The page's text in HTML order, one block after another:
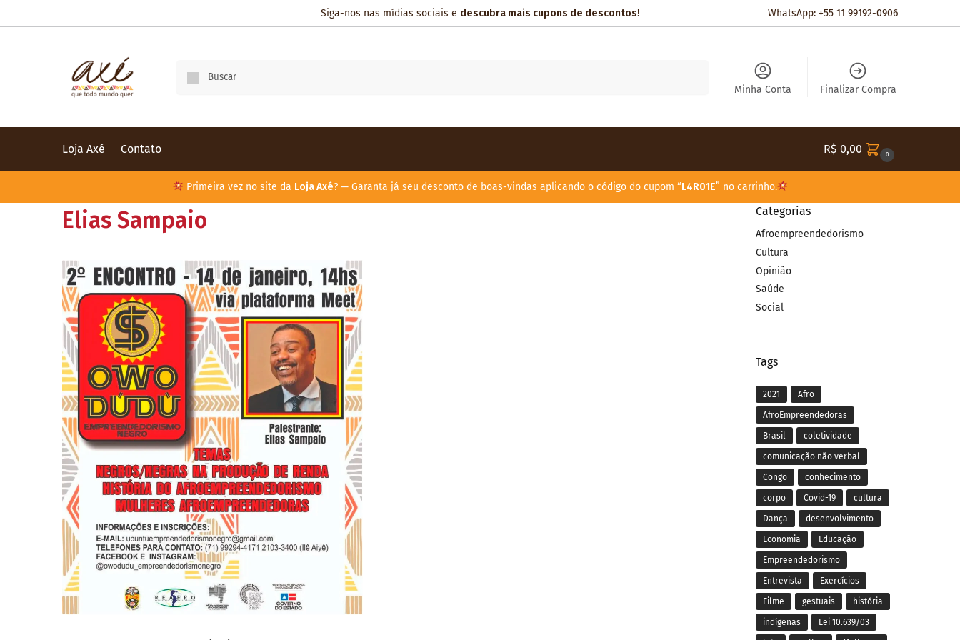
Siga-nos nas mídias sociais e descubra mais cupons de descontos! WhatsApp: +55 11 99192-0906
Minha Conta Finalizar Compra
Loja Axé Contato R$ 0,00 0
Primeira vez no site da Loja Axé? — Garanta já seu desconto de boas-vindas aplicando o código do cupom “L4R01E” no carrinho.
Elias Sampaio Categorias
Afroempreendedorismo
Cultura
Opinião
Saúde
Social
Tags
2021 Afro
AfroEmpreendedoras
Brasil coletividade
comunicação não verbal
Congo conhecimento
corpo Covid-19 cultura
Dança desenvolvimento
Economia Educação
Empreendedorismo
Entrevista Exercícios
Filme gestuais história
indígenas Lei 10.639/03